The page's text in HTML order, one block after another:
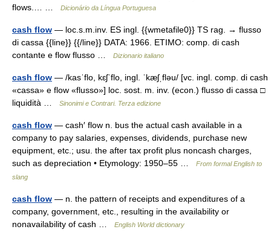
flows.… …
Dicionário da Língua Portuguesa
cash flow — loc.s.m.inv. ES ingl. {{wmetafile0}} TS rag. → flusso
di cassa {{line}} {{/line}} DATA: 1966. ETIMO: comp. di cash
contante e flow flusso …
Dizionario italiano
cash flow — /kasˈflo, kɛʃˈflo, ingl. ˈkæʃˌfləu/ [vc. ingl. comp. di cash
«cassa» e flow «flusso»] loc. sost. m. inv. (econ.) flusso di cassa □
liquidità …
Sinonimi e Contrari. Terza edizione
cash flow — cash′ flow n. bus the actual cash available in a
company to pay salaries, expenses, dividends, purchase new
equipment, etc.; usu. the after tax profit plus noncash charges,
such as depreciation • Etymology: 1950–55 …
From formal English to
slang
cash flow — n. the pattern of receipts and expenditures of a
company, government, etc., resulting in the availability or
nonavailability of cash …
English World dictionary